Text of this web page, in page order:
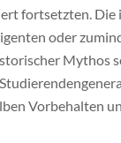
fortsetzten.
oder
Mythos
Vorbehalten